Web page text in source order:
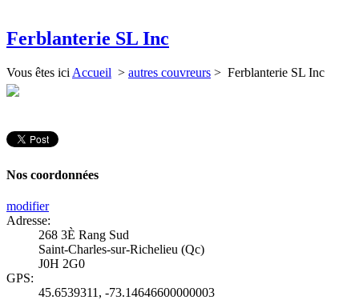
Ferblanterie SL Inc
Vous êtes ici Accueil > autres couvreurs > Ferblanterie SL Inc
Nos coordonnées
modifier
Adresse:
268 3È Rang Sud
Saint-Charles-sur-Richelieu (Qc)
J0H 2G0
GPS:
45.6539311 , -73.14646600000003